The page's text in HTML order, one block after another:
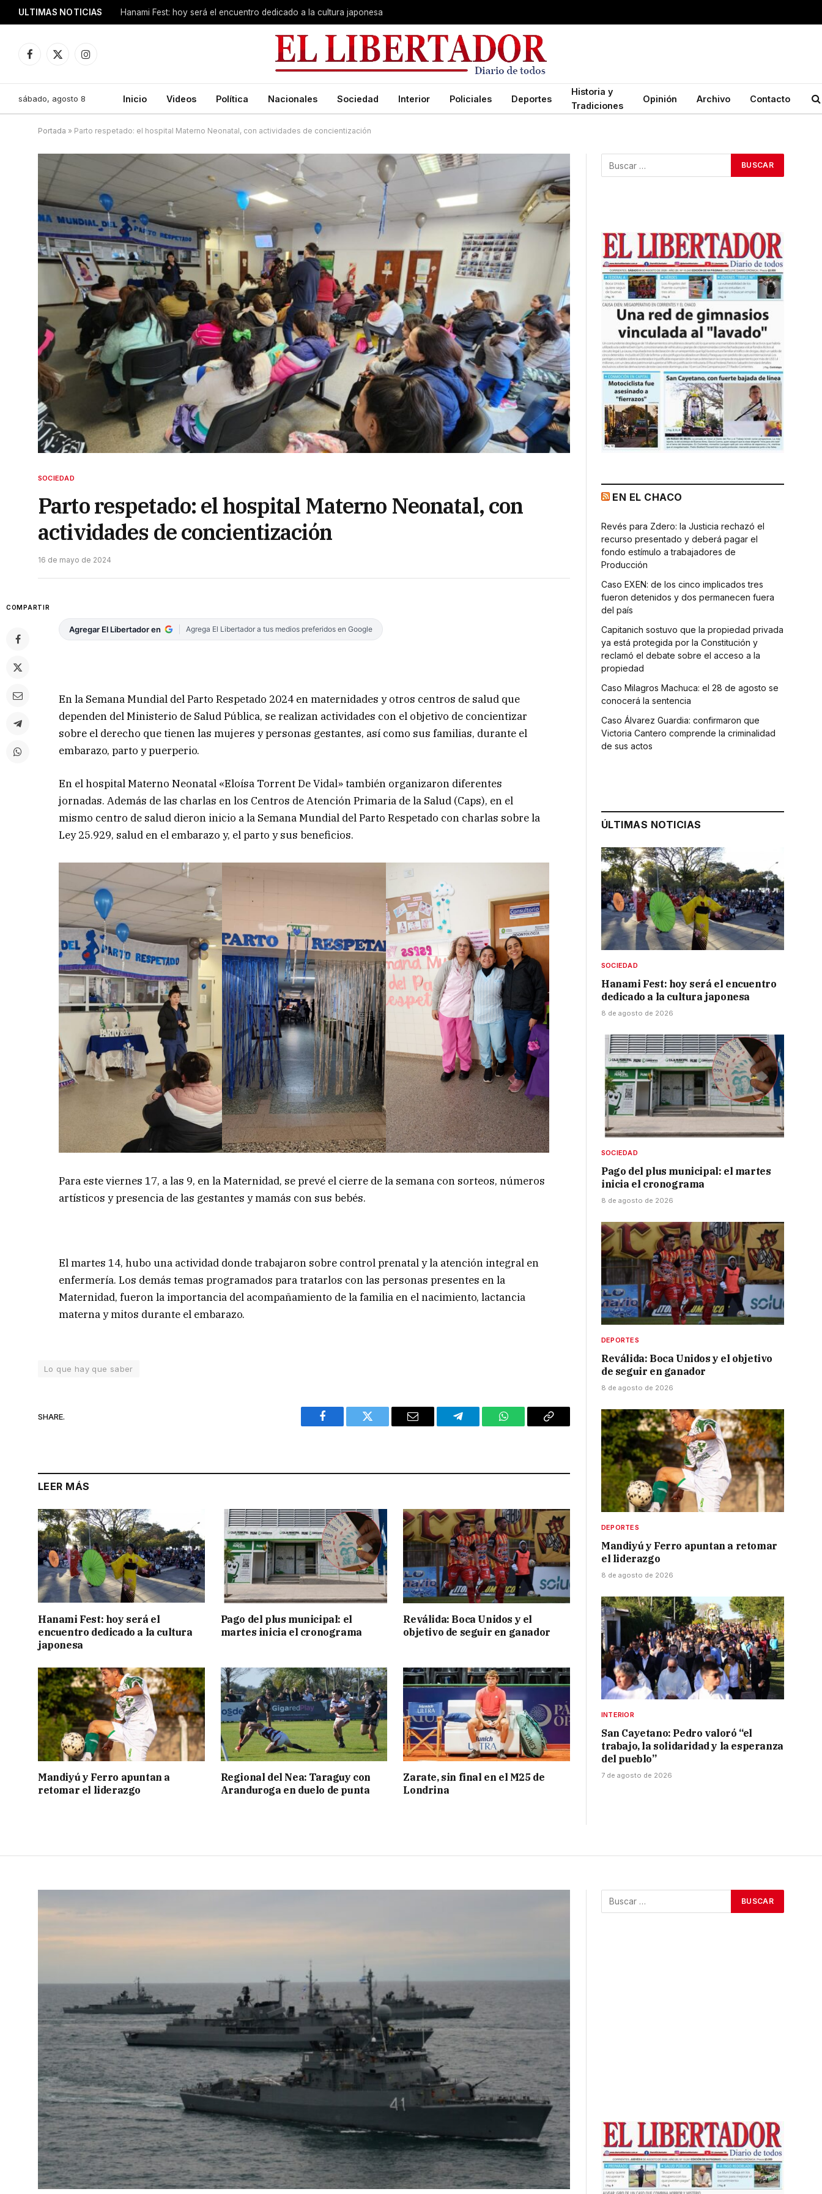
ULTIMAS NOTICIAS Hanami Fest: hoy será el encuentro dedicado a la cultura japonesa
Facebook
X
Instagram
sábado, agosto 8 Inicio Videos Política Nacionales Sociedad Interior Policiales Deportes
Historia y
Tradiciones
Opinión Archivo Contacto
Portada » Parto respetado: el hospital Materno Neonatal, con actividades de concientización
SOCIEDAD
Parto respetado: el hospital Materno Neonatal, con
actividades de concientización
16 de mayo de 2024
COMPARTIR
Agregar El Libertador en Agrega El Libertador a tus medios preferidos en Google
En la Semana Mundial del Parto Respetado 2024 en maternidades y otros centros de salud que
dependen del Ministerio de Salud Pública, se realizan actividades con el objetivo de concientizar
sobre el derecho que tienen las mujeres y personas gestantes, así como sus familias, durante el
embarazo, parto y puerperio.
En el hospital Materno Neonatal «Eloísa Torrent De Vidal» también organizaron diferentes
jornadas. Además de las charlas en los Centros de Atención Primaria de la Salud (Caps), en el
mismo centro de salud dieron inicio a la Semana Mundial del Parto Respetado con charlas sobre la
Ley 25.929, salud en el embarazo y, el parto y sus beneficios.
Para este viernes 17, a las 9, en la Maternidad, se prevé el cierre de la semana con sorteos, números
artísticos y presencia de las gestantes y mamás con sus bebés.
El martes 14, hubo una actividad donde trabajaron sobre control prenatal y la atención integral en
enfermería. Los demás temas programados para tratarlos con las personas presentes en la
Maternidad, fueron la importancia del acompañamiento de la familia en el nacimiento, lactancia
materna y mitos durante el embarazo.
Lo que hay que saber
SHARE.
Facebook Twitter Email Telegram WhatsAppCopy
LEER MÁS
Hanami Fest: hoy será el
encuentro dedicado a la cultura
japonesa
Pago del plus municipal: el
martes inicia el cronograma
Reválida: Boca Unidos y el
objetivo de seguir en ganador
Mandiyú y Ferro apuntan a
retomar el liderazgo
Regional del Nea: Taraguy con
Aranduroga en duelo de punta
Zarate, sin final en el M25 de
Londrina
EN EL CHACO
Revés para Zdero: la Justicia rechazó el
recurso presentado y deberá pagar el
fondo estímulo a trabajadores de
Producción
Caso EXEN: de los cinco implicados tres
fueron detenidos y dos permanecen fuera
del país
Capitanich sostuvo que la propiedad privada
ya está protegida por la Constitución y
reclamó el debate sobre el acceso a la
propiedad
Caso Milagros Machuca: el 28 de agosto se
conocerá la sentencia
Caso Álvarez Guardia: confirmaron que
Victoria Cantero comprende la criminalidad
de sus actos
ÚLTIMAS NOTICIAS
SOCIEDAD
Hanami Fest: hoy será el encuentro
dedicado a la cultura japonesa
8 de agosto de 2026
SOCIEDAD
Pago del plus municipal: el martes
inicia el cronograma
8 de agosto de 2026
DEPORTES
Reválida: Boca Unidos y el objetivo
de seguir en ganador
8 de agosto de 2026
DEPORTES
Mandiyú y Ferro apuntan a retomar
el liderazgo
8 de agosto de 2026
INTERIOR
San Cayetano: Pedro valoró “el
trabajo, la solidaridad y la esperanza
del pueblo”
7 de agosto de 2026